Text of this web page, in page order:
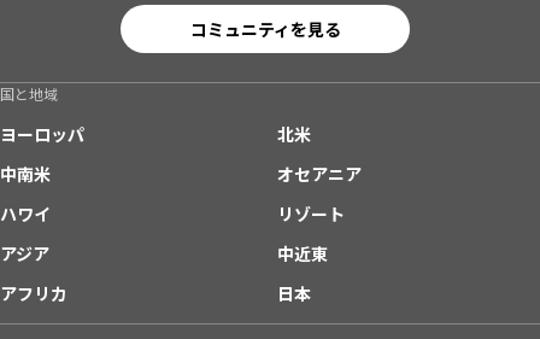
コミュニティを見る
国と地域
ヨーロッパ
北米
中南米
オセアニア
ハワイ
リゾート
アジア
中近東
アフリカ
日本